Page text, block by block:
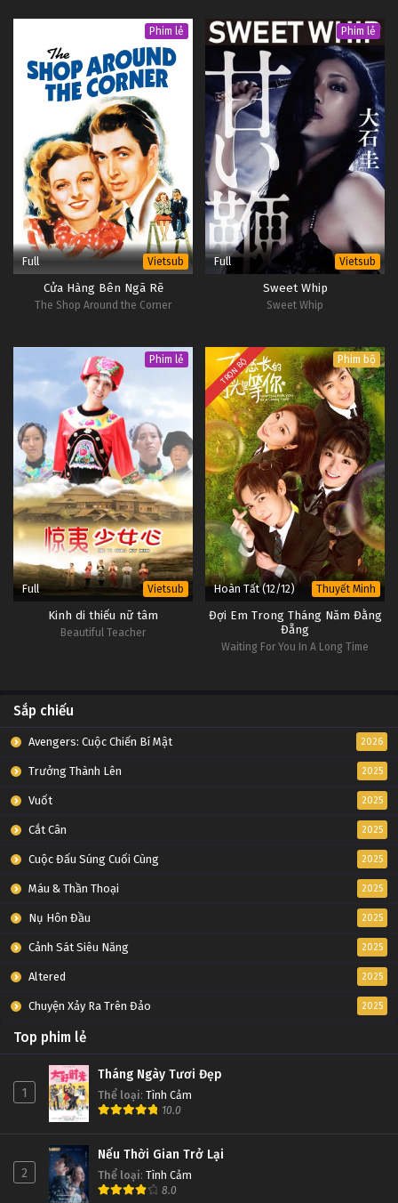
Phim lẻ
Full Vietsub
Cửa Hàng Bên Ngã Rẽ
The Shop Around the Corner
Phim lẻ
Full Vietsub
Sweet Whip
Sweet Whip
Phim lẻ
Full Vietsub
Kinh di thiếu nữ tâm
Beautiful Teacher
TRỌN BỘ Phim bộ
Hoàn Tất (12/12) Thuyết Minh
Đợi Em Trong Tháng Năm Đằng
Đẵng
Waiting For You In A Long Time
Sắp chiếu
Avengers: Cuộc Chiến Bí Mật 2026
Trưởng Thành Lên 2025
Vuốt 2025
Cắt Cân 2025
Cuộc Đấu Súng Cuối Cùng 2025
Máu & Thần Thoại 2025
Nụ Hôn Đầu 2025
Cảnh Sát Siêu Năng 2025
Altered 2025
Chuyện Xảy Ra Trên Đảo 2025
Top phim lẻ
1
Tháng Ngày Tươi Đẹp
Thể loại: Tình Cảm
10.0
2
Nếu Thời Gian Trở Lại
Thể loại: Tình Cảm
8.0